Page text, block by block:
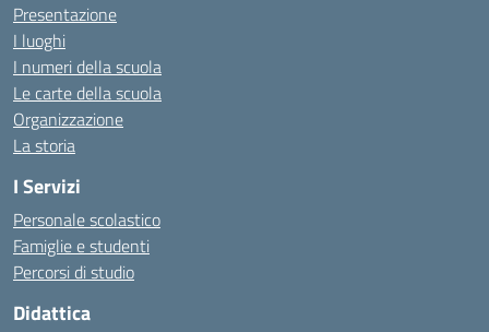
Presentazione
I luoghi
I numeri della scuola
Le carte della scuola
Organizzazione
La storia
I Servizi
Personale scolastico
Famiglie e studenti
Percorsi di studio
Didattica